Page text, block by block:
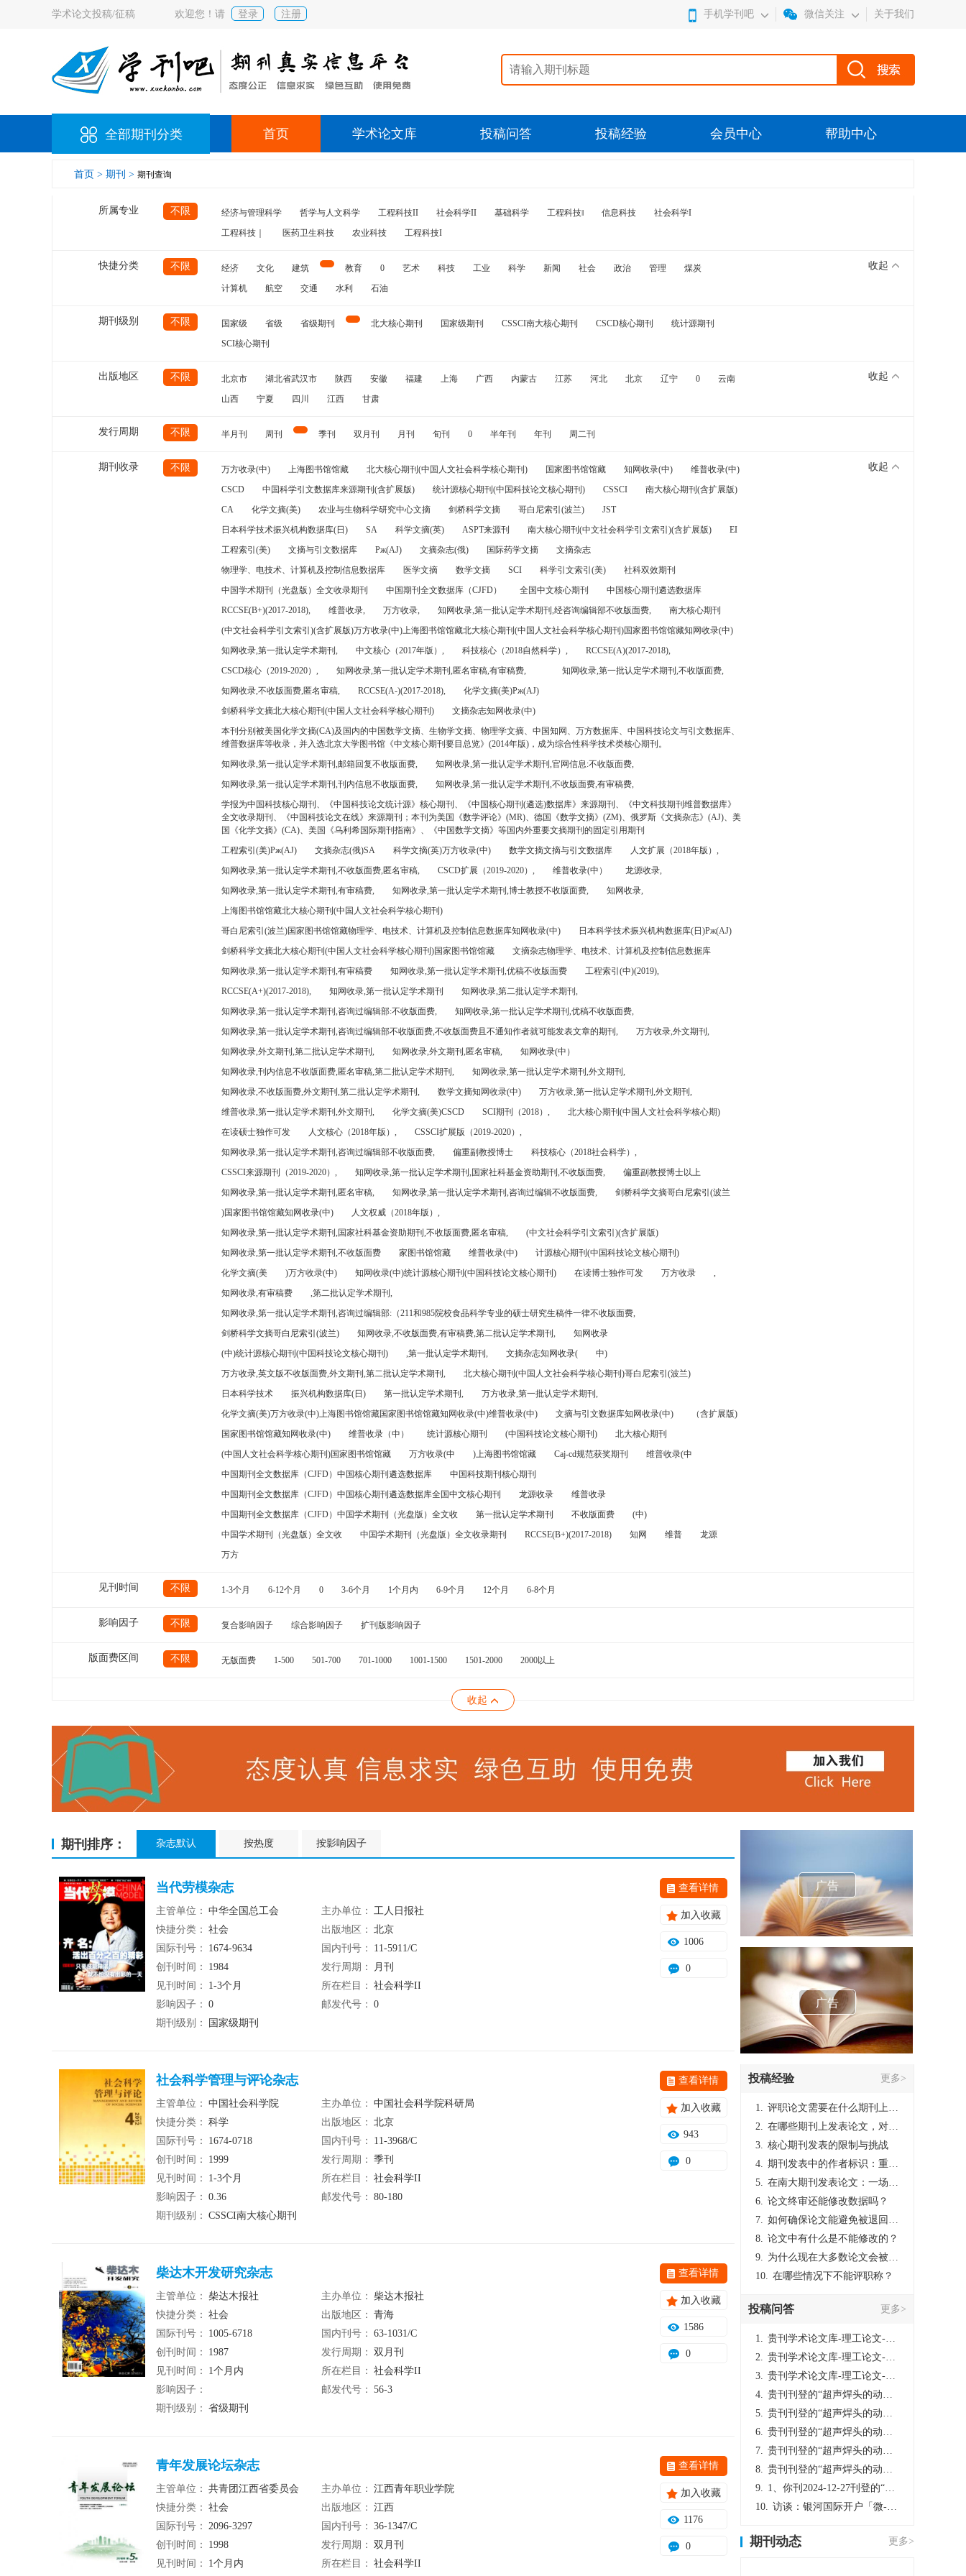
学术论文投稿/征稿 欢迎您！请 登录 注册 手机学刊吧 微信关注 关于我们
全部期刊分类 首页 学术论文库 投稿问答 投稿经验 会员中心 帮助中心
首页 > 期刊 > 期刊查询
所属专业 不限 经济与管理科学 哲学与人文科学 工程科技II 社会科学II 基础科学 工程科技‖ 信息科技
社会科学I
工程科技｜
医药卫生科技 农业科技 工程科技I
快捷分类 不限 经济 文化 建筑 教育 0 艺术 科技 工业 科学 新闻 社会 政治 管理
煤炭
计算机
航空 交通 水利 石油
收起
期刊级别 不限 国家级 省级 省级期刊 北大核心期刊 国家级期刊 CSSCI南大核心期刊 CSCD核心期刊
统计源期刊
SCI核心期刊
出版地区 不限 北京市 湖北省武汉市 陕西 安徽 福建 上海 广西 内蒙古 江苏 河北 北京 辽宁 0
云南
山西
宁夏 四川 江西 甘肃
收起
发行周期 不限 半月刊 周刊 季刊 双月刊 月刊 旬刊 0 半年刊 年刊 周二刊
期刊收录 不限 万方收录(中) 上海图书馆馆藏 北大核心期刊(中国人文社会科学核心期刊) 国家图书馆馆藏 知网收录(中)
维普收录(中)
CSCD
中国科学引文数据库来源期刊(含扩展版) 统计源核心期刊(中国科技论文核心期刊) CSSCI
南大核心期刊(含扩展版)
CA
化学文摘(美) 农业与生物科学研究中心文摘 剑桥科学文摘 哥白尼索引(波兰)
JST
日本科学技术振兴机构数据库(日)
SA 科学文摘(英) ASPT来源刊 南大核心期刊(中文社会科学引文索引)(含扩展版)
EI
工程索引(美)
文摘与引文数据库 Pж(AJ) 文摘杂志(俄) 国际药学文摘
文摘杂志
物理学、电技术、计算机及控制信息数据库
医学文摘 数学文摘 SCI 科学引文索引(美)
社科双效期刊
中国学术期刊（光盘版）全文收录期刊
中国期刊全文数据库（CJFD） 全国中文核心期刊
中国核心期刊遴选数据库
RCCSE(B+)(2017-2018),
维普收录, 万方收录, 知网收录,第一批认定学术期刊,经咨询编辑部不收版面费,
南大核心期刊
(中文社会科学引文索引)(含扩展版)万方收录(中)上海图书馆馆藏北大核心期刊(中国人文社会科学核心期刊)国家图书馆馆藏知网收录(中)
知网收录,第一批认定学术期刊,
中文核心（2017年版）, 科技核心（2018自然科学）,
RCCSE(A)(2017-2018),
CSCD核心（2019-2020）,
知网收录,第一批认定学术期刊,匿名审稿,有审稿费,
知网收录,第一批认定学术期刊,不收版面费,
知网收录,不收版面费,匿名审稿,
RCCSE(A-)(2017-2018),
化学文摘(美)Pж(AJ)
剑桥科学文摘北大核心期刊(中国人文社会科学核心期刊)
文摘杂志知网收录(中)
本刊分别被美国化学文摘(CA)及国内的中国数学文摘、生物学文摘、物理学文摘、中国知网、万方数据库、中国科技论文与引文数据库、
维普数据库等收录，并入选北京大学图书馆《中文核心期刊要目总览》(2014年版)，成为综合性科学技术类核心期刊。
知网收录,第一批认定学术期刊,邮箱回复不收版面费,
知网收录,第一批认定学术期刊,官网信息:不收版面费,
知网收录,第一批认定学术期刊,刊内信息不收版面费,
知网收录,第一批认定学术期刊,不收版面费,有审稿费,
学报为中国科技核心期刊、《中国科技论文统计源》核心期刊、《中国核心期刊(遴选)数据库》来源期刊、《中文科技期刊维普数据库》
全文收录期刊、《中国科技论文在线》来源期刊；本刊为美国《数学评论》(MR)、德国《数学文摘》(ZM)、俄罗斯《文摘杂志》(AJ)、美
国《化学文摘》(CA)、美国《乌利希国际期刊指南》、《中国数学文摘》等国内外重要文摘期刊的固定引用期刊
工程索引(美)Pж(AJ)
文摘杂志(俄)SA 科学文摘(英)万方收录(中) 数学文摘文摘与引文数据库
人文扩展（2018年版）,
知网收录,第一批认定学术期刊,不收版面费,匿名审稿,
CSCD扩展（2019-2020）, 维普收录(中）
龙源收录,
知网收录,第一批认定学术期刊,有审稿费,
知网收录,第一批认定学术期刊,博士教授不收版面费,
知网收录,
上海图书馆馆藏北大核心期刊(中国人文社会科学核心期刊)
哥白尼索引(波兰)国家图书馆馆藏物理学、电技术、计算机及控制信息数据库知网收录(中)
日本科学技术振兴机构数据库(日)Pж(AJ)
剑桥科学文摘北大核心期刊(中国人文社会科学核心期刊)国家图书馆馆藏
文摘杂志物理学、电技术、计算机及控制信息数据库
知网收录,第一批认定学术期刊,有审稿费
知网收录,第一批认定学术期刊,优稿不收版面费
工程索引(中)(2019),
RCCSE(A+)(2017-2018),
知网收录,第一批认定学术期刊
知网收录,第二批认定学术期刊,
知网收录,第一批认定学术期刊,咨询过编辑部:不收版面费,
知网收录,第一批认定学术期刊,优稿不收版面费,
知网收录,第一批认定学术期刊,咨询过编辑部不收版面费,不收版面费且不通知作者就可能发表文章的期刊,
万方收录,外文期刊,
知网收录,外文期刊,第二批认定学术期刊,
知网收录,外文期刊,匿名审稿,
知网收录(中）
知网收录,刊内信息不收版面费,匿名审稿,第二批认定学术期刊,
知网收录,第一批认定学术期刊,外文期刊,
知网收录,不收版面费,外文期刊,第二批认定学术期刊,
数学文摘知网收录(中)
万方收录,第一批认定学术期刊,外文期刊,
维普收录,第一批认定学术期刊,外文期刊,
化学文摘(美)CSCD SCI期刊（2018）,
北大核心期刊(中国人文社会科学核心期)
在读硕士独作可发
人文核心（2018年版）,
CSSCI扩展版（2019-2020）,
知网收录,第一批认定学术期刊,咨询过编辑部不收版面费,
偏重副教授博士
科技核心（2018社会科学）,
CSSCI来源期刊（2019-2020）,
知网收录,第一批认定学术期刊,国家社科基金资助期刊,不收版面费,
偏重副教授博士以上
知网收录,第一批认定学术期刊,匿名审稿,
知网收录,第一批认定学术期刊,咨询过编辑不收版面费,
剑桥科学文摘哥白尼索引(波兰
)国家图书馆馆藏知网收录(中)
人文权威（2018年版）,
知网收录,第一批认定学术期刊,国家社科基金资助期刊,不收版面费,匿名审稿,
(中文社会科学引文索引)(含扩展版)
知网收录,第一批认定学术期刊,不收版面费
家图书馆馆藏 维普收录(中)
计源核心期刊(中国科技论文核心期刊)
化学文摘(美
)万方收录(中) 知网收录(中)统计源核心期刊(中国科技论文核心期刊) 在读博士独作可发 万方收录
,
知网收录,有审稿费
,第二批认定学术期刊,
知网收录,第一批认定学术期刊,咨询过编辑部:（211和985院校食品科学专业的硕士研究生稿件一律不收版面费,
剑桥科学文摘哥白尼索引(波兰)
知网收录,不收版面费,有审稿费,第二批认定学术期刊,
知网收录
(中)统计源核心期刊(中国科技论文核心期刊)
,第一批认定学术期刊, 文摘杂志知网收录(
中)
万方收录,英文版不收版面费,外文期刊,第二批认定学术期刊,
北大核心期刊(中国人文社会科学核心期刊)哥白尼索引(波兰)
日本科学技术
振兴机构数据库(日) 第一批认定学术期刊,
万方收录,第一批认定学术期刊,
化学文摘(美)万方收录(中)上海图书馆馆藏国家图书馆馆藏知网收录(中)维普收录(中)
文摘与引文数据库知网收录(中)
（含扩展版)
国家图书馆馆藏知网收录(中)
维普收录（中） 统计源核心期刊 (中国科技论文核心期刊)
北大核心期刊
(中国人文社会科学核心期刊)国家图书馆馆藏
万方收录(中 )上海图书馆馆藏 Caj-cd规范获奖期刊
维普收录(中
中国期刊全文数据库（CJFD）中国核心期刊遴选数据库
中国科技期刊核心期刊
中国期刊全文数据库（CJFD）中国核心期刊遴选数据库全国中文核心期刊
龙源收录
维普收录
中国期刊全文数据库（CJFD）中国学术期刊（光盘版）全文收
第一批认定学术期刊 不收版面费
(中)
中国学术期刊（光盘版）全文收
中国学术期刊（光盘版）全文收录期刊 RCCSE(B+)(2017-2018) 知网 维普
龙源
万方
收起
见刊时间 不限 1-3个月 6-12个月 0 3-6个月 1个月内 6-9个月 12个月 6-8个月
影响因子 不限 复合影响因子 综合影响因子 扩刊版影响因子
版面费区间 不限 无版面费 1-500 501-700 701-1000 1001-1500 1501-2000 2000以上
收起
期刊排序： 杂志默认 按热度 按影响因子
当代劳模杂志
主管单位： 中华全国总工会 主办单位： 工人日报社
快捷分类： 社会 出版地区： 北京
国际刊号：
1674-9634 国内刊号：
11-5911/C
创刊时间：
1984 发行周期：
月刊
见刊时间：
1-3个月 所在栏目： 社会科学II
影响因子： 0 邮发代号： 0
期刊级别：
国家级期刊
查看详情
加入收藏
1006
0
社会科学管理与评论杂志
主管单位： 中国社会科学院 主办单位： 中国社会科学院科研局
快捷分类： 科学 出版地区： 北京
国际刊号：
1674-0718 国内刊号：
11-3968/C
创刊时间：
1999 发行周期： 季刊
见刊时间：
1-3个月 所在栏目： 社会科学II
影响因子： 0.36 邮发代号： 80-180
期刊级别： CSSCI南大核心期刊
查看详情
加入收藏
943
0
柴达木开发研究杂志
主管单位： 柴达木报社 主办单位：
柴达木报社
快捷分类： 社会 出版地区： 青海
国际刊号：
1005-6718 国内刊号： 63-1031/C
创刊时间：
1987 发行周期： 双月刊
见刊时间：
1个月内 所在栏目： 社会科学II
影响因子：
邮发代号： 56-3
期刊级别： 省级期刊
查看详情
加入收藏
1586
0
青年发展论坛杂志
主管单位： 共青团江西省委员会 主办单位： 江西青年职业学院
快捷分类： 社会 出版地区： 江西
国际刊号： 2096-3297 国内刊号： 36-1347/C
创刊时间：
1998 发行周期： 双月刊
见刊时间：
1个月内 所在栏目： 社会科学II
查看详情
加入收藏
1176
0
广告
广告
投稿经验 更多>
1. 评职论文需要在什么期刊上发表？
2. 在哪些期刊上发表论文，对考研有优势？
3. 核心期刊发表的限制与挑战
4. 期刊发表中的作者标识：重要性与实践
5. 在南大期刊发表论文：一场知识探索与学术成就的旅程
6. 论文终审还能修改数据吗？
7. 如何确保论文能避免被退回：关键条件与策略
8. 论文中有什么是不能修改的？
9. 为什么现在大多数论文会被评判为AI撰写？（深度剖析查重机制下的困境与出路）
10. 在哪些情况下不能评职称？
投稿问答 更多>
1. 贵刊学术论文库-理工论文-第16页刊登的“超声焊头的动力学分析与优化设计”，作者lizhiwei，时间2024-12-27，该论文由我本人在机电工程技术2024年第10期公开发表，lizhiwei并非本人，请将文章删除，消除影响，谢谢！
2. 贵刊学术论文库-理工论文-第16页刊登的“超声焊头的动力学分析与优化设计”，作者lizhiwei，时间2024-12-27，该论文由我本人在机电工程技术2024年第10期公开发表，lizhiwei并非本人，请将文章删除，消除影响，谢谢！
3. 贵刊学术论文库-理工论文-第16页刊登的“超声焊头的动力学分析与优化设计”，作者lizhiwei，时间2024-12-27，该论文由我本人在机电工程技术2024年第10期公开发表，lizhiwei并非本人，请将文章删除，消除影响，谢谢！
4. 贵刊刊登的“超声焊头的动力学分析与优化设计”，作者lizhiwei，时间2024-12-27，该论文由我本人在机电工程技术2024年第10期公开发表，lizhiwei并非本人，请将文章删除，消除影响，谢谢！
5. 贵刊刊登的“超声焊头的动力学分析与优化设计”，作者lizhiwei，时间2024-12-27，该论文由我本人在机电工程技术2024年第10期公开发表，lizhiwei并非本人，请将文章删除，消除影响，谢谢！
6. 贵刊刊登的“超声焊头的动力学分析与优化设计”，作者lizhiwei，时间2024-12-27，该论文由我本人在机电工程技术2024年第10期公开发表，lizhiwei并非本人，请将文章删除，消除影响，谢谢！
7. 贵刊刊登的“超声焊头的动力学分析与优化设计”，作者lizhiwei，时间2024-12-27，该论文由我本人在机电工程技术2024年第10期公开发表，lizhiwei并非本人，请将文章删除，消除影响，谢谢！
8. 贵刊刊登的“超声焊头的动力学分析与优化设计”，作者lizhiwei，时间2024-12-27，该论文由我本人在机电工程技术2024年第10期公开发表，lizhiwei并非本人，请将文章删除，消除影响，谢谢！
9. 1、你刊2024-12-27刊登的“超声焊头的动力学分析与优化设计论文”，是由我本人在“机电工程技术”，在2024年第10期公开发表的，而本刊转载“lizhiwei”非本人操作，请尽快将其删除，消除不良影响。
10. 访谈：银河国际开户「微-97905670-信」上分客服开户电话在线注册现场经理。机械文明荒野生存游戏《荒野起源》超新星测试将于12月18日上午10点正式开启!本次测试资格已陆续发放!各位拓荒者们准备好了么。
期刊动态 更多>